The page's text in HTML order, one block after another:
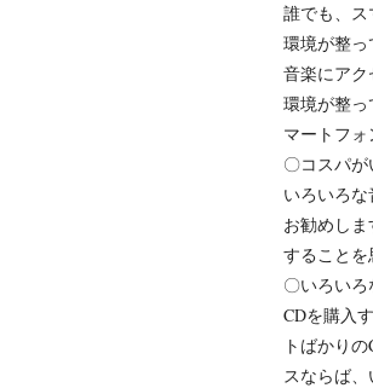
誰でも、
環境が整
音楽にア
環境が整
マートフォ
〇コスパが
いろいろ
お勧めし
することを
〇いろい
CDを購入
トばかり
スならば